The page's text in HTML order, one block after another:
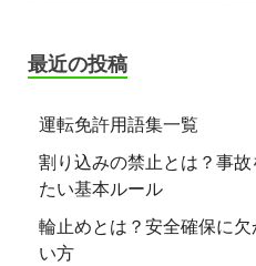
最近の投稿
運転免許用語集一覧
割り込みの禁止とは？事
たい基本ルール
輪止めとは？安全確保に
い方